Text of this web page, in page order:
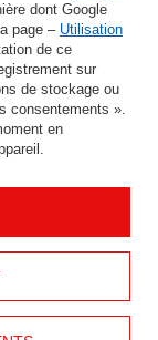
dont Google
page – Utilisation
de ce
sur
de stockage ou
consentements ».
en